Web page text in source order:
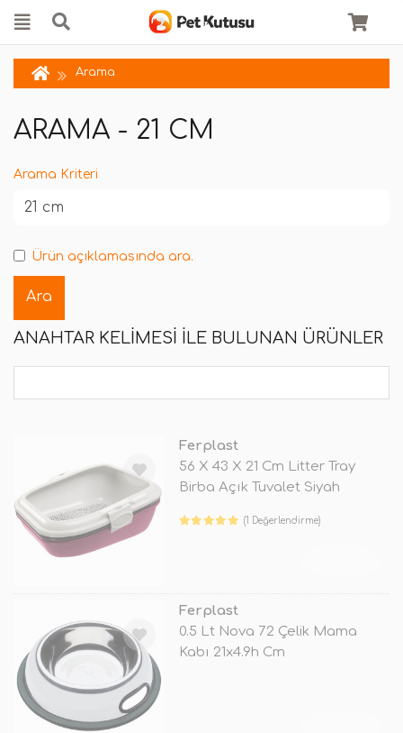
Arama
ARAMA - 21 CM
Arama Kriteri
Ürün açıklamasında ara.
ANAHTAR KELIMESI ILE BULUNAN ÜRÜNLER
Ferplast
56 X 43 X 21 Cm Litter Tray
Birba Açık Tuvalet Siyah
(1 Değerlendirme)
Ferplast
0.5 Lt Nova 72 Çelik Mama
Kabı 21x4.9h Cm